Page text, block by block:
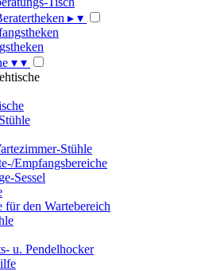
▸ ▾
▾ ▾
Stühle
Empfangsbereiche
Sessel
für den Wartebereich
u. Pendelhocker